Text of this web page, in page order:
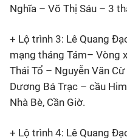
Nghĩa – Võ Thị Sáu – 3
+ Lộ trình 3: Lê Quang
mạng tháng Tám– Vòng
Thái Tổ – Nguyễn Văn
Dương Bá Trạc – cầu
Nhà Bè, Cần Giờ.
+ Lộ trình 4: Lê Quang